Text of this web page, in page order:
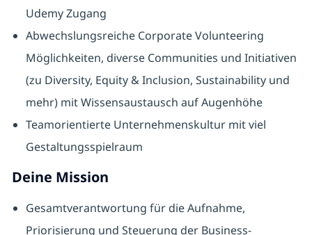
Udemy Zugang
Abwechslungsreiche Corporate Volunteering
Möglichkeiten, diverse Communities und Initiativen
(zu Diversity, Equity & Inclusion, Sustainability und
mehr) mit Wissensaustausch auf Augenhöhe
Teamorientierte Unternehmenskultur mit viel
Gestaltungsspielraum
Deine Mission
Gesamtverantwortung für die Aufnahme,
Priorisierung und Steuerung der Business-